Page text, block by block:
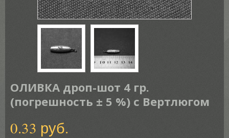
ОЛИВКА дроп-шот 4 гр.
(погрешность ± 5 %) с Вертлюгом
0.33 руб.